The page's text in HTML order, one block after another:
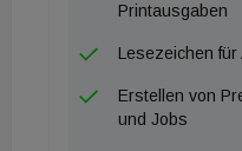
Investorenstruktur gab
institutionelle Fonds
europäische Fonds
Printausgaben
Lesezeichen
Erstellen von
und Jobs